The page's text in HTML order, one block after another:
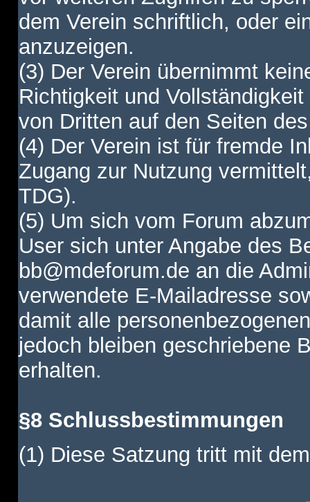
dem Verein schriftlich, oder
anzuzeigen.
(3) Der Verein übernimmt
Richtigkeit und
von Dritten auf den Seiten
(4) Der Verein ist für fremde
Zugang zur Nutzung
TDG).
(5) Um sich vom Forum
User sich unter Angabe des
bb@mdeforum.de an die
verwendete E-Mailadresse
damit alle
jedoch bleiben geschriebene
erhalten.
§8 Schlussbestimmungen
(1) Diese Satzung tritt mit